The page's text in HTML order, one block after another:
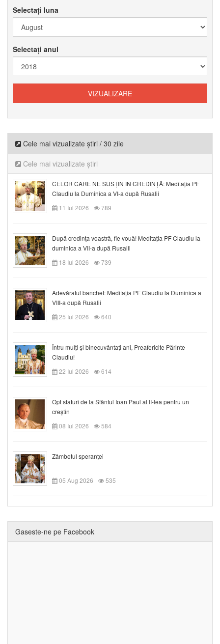
Selectați luna
Selectați anul
Cele mai vizualizate știri / 30 zile
Cele mai vizualizate știri
CELOR CARE NE SUSȚIN ÎN CREDINȚĂ: Meditația PF
Claudiu la Duminica a VI-a după Rusalii
11 Iul 2026
789
După credinţa voastră, fie vouă! Meditația PF Claudiu la
duminica a VII-a după Rusalii
18 Iul 2026
739
Adevăratul banchet: Meditația PF Claudiu la Duminica a
VIII-a după Rusalii
25 Iul 2026
640
Întru mulți și binecuvântați ani, Preafericite Părinte
Claudiu!
22 Iul 2026
614
Opt sfaturi de la Sfântul Ioan Paul al II-lea pentru un
creștin
08 Iul 2026
584
Zâmbetul speranței
05 Aug 2026 535
Gaseste-ne pe Facebook